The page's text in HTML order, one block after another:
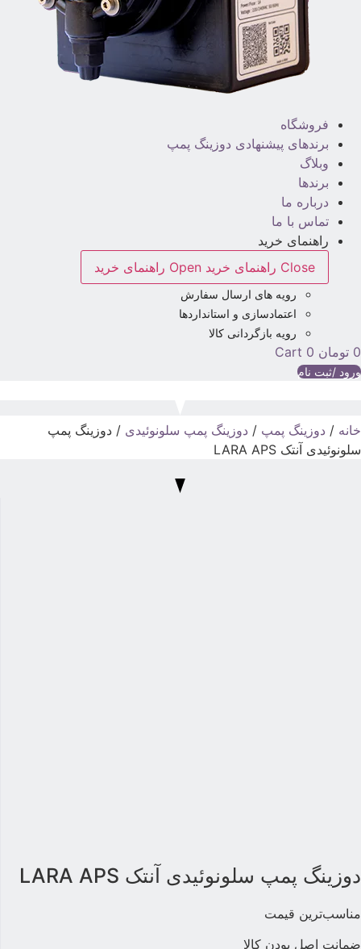
فروشگاه
برندهای پیشنهادی دوزینگ پمپ
وبلاگ
برندها
درباره ما
تماس با ما
راهنمای خرید
Close راهنمای خرید
Open راهنمای خرید
رویه های ارسال سفارش
اعتمادسازی و استانداردها
رویه بازگردانی کالا
0 تومان 0
Cart
ورود /ثبت نام
خانه / دوزینگ پمپ / دوزینگ پمپ سلونوئیدی / دوزینگ پمپ
سلونوئیدی آنتک LARA APS
دوزینگ پمپ سلونوئیدی آنتک LARA APS
مناسب‌ترین قیمت
ضمانت اصل بودن کالا